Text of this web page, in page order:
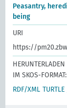
Peasantry,
being
URI
https://
IM SKOS-FORMAT:
RDF/XML TURTLE